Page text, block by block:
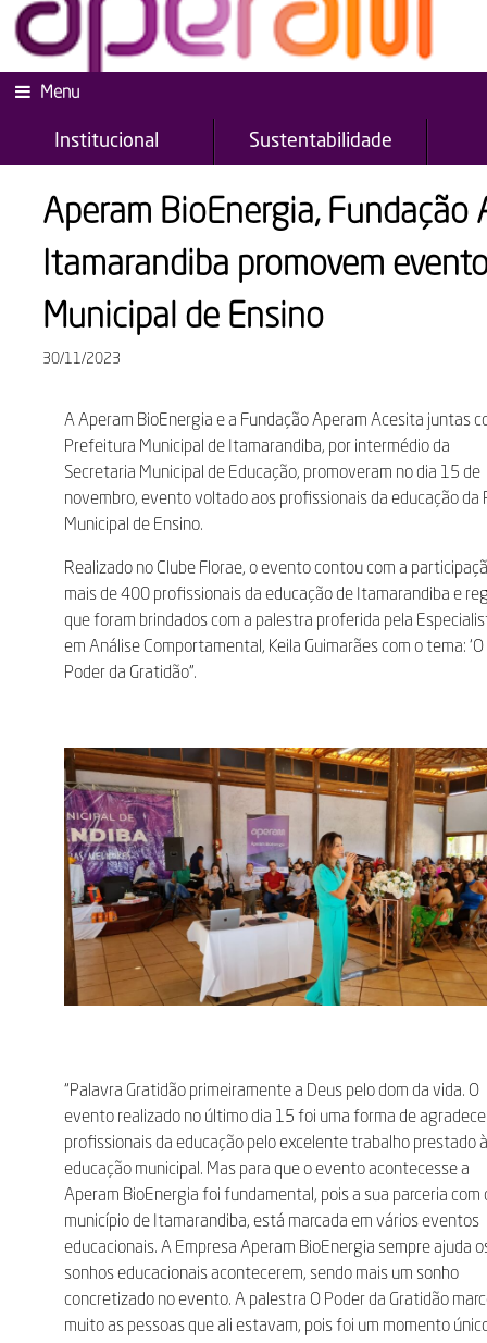
Menu
Institucional Sustentabilidade
Aperam BioEnergia,
Itamarandiba promovem
Municipal de Ensino
30/11/2023
A Aperam BioEnergia e a Fundação Aperam Acesita juntas
Prefeitura Municipal de Itamarandiba, por intermédio da
Secretaria Municipal de Educação, promoveram no dia 15 de
novembro, evento voltado aos profissionais da educação da
Municipal de Ensino.
Realizado no Clube Florae, o evento contou com a
mais de 400 profissionais da educação de Itamarandiba e
que foram brindados com a palestra proferida pela
em Análise Comportamental, Keila Guimarães com o tema: ‘O
Poder da Gratidão”.
“Palavra Gratidão primeiramente a Deus pelo dom da vida. O
evento realizado no último dia 15 foi uma forma de
profissionais da educação pelo excelente trabalho prestado
educação municipal. Mas para que o evento acontecesse a
Aperam BioEnergia foi fundamental, pois a sua parceria com
município de Itamarandiba, está marcada em vários eventos
educacionais. A Empresa Aperam BioEnergia sempre ajuda
sonhos educacionais acontecerem, sendo mais um sonho
concretizado no evento. A palestra O Poder da Gratidão
muito as pessoas que ali estavam, pois foi um momento